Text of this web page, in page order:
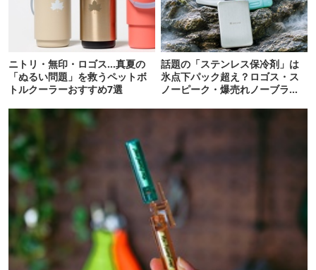
ニトリ・無印・ロゴス…真夏の
「ぬるい問題」を救うペットボ
トルクーラーおすすめ7選
話題の「ステンレス保冷剤」は
氷点下パック超え？ロゴス・ス
ノーピーク・爆売れノーブラン